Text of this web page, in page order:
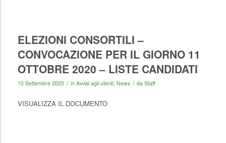
ELEZIONI CONSORTILI –
CONVOCAZIONE PER IL GIORNO 11
OTTOBRE 2020 – LISTE CANDIDATI
10 Settembre 2020 / in Avvisi agli utenti, News / da Staff
VISUALIZZA IL DOCUMENTO